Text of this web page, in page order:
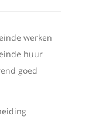
werken
huur
goed